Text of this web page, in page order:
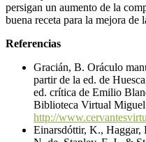
persigan un aumento de la
buena receta para la mejora de
Referencias
Gracián, B. Oráculo
partir de la ed. de
ed. crítica de Emilio
Biblioteca Virtual
http://
Einarsdóttir, K., Haggar,